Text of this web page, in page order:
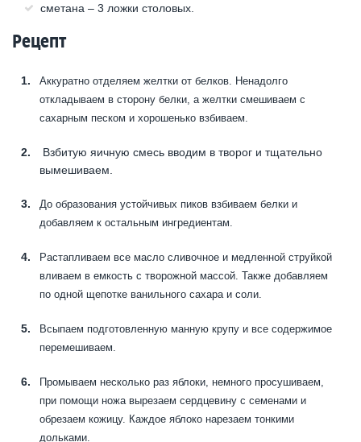
сметана – 3 ложки столовых.
Рецепт
Аккуратно отделяем желтки от белков. Ненадолго
откладываем в сторону белки, а желтки смешиваем с
сахарным песком и хорошенько взбиваем.
Взбитую яичную смесь вводим в творог и тщательно
вымешиваем.
До образования устойчивых пиков взбиваем белки и
добавляем к остальным ингредиентам.
Растапливаем все масло сливочное и медленной струйкой
вливаем в емкость с творожной массой. Также добавляем
по одной щепотке ванильного сахара и соли.
Всыпаем подготовленную манную крупу и все содержимое
перемешиваем.
Промываем несколько раз яблоки, немного просушиваем,
при помощи ножа вырезаем сердцевину с семенами и
обрезаем кожицу. Каждое яблоко нарезаем тонкими
дольками.